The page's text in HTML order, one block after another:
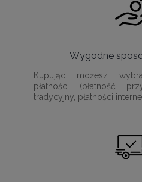
Wygodne
Kupując możesz
płatności (płatność
tradycyjny, płatności